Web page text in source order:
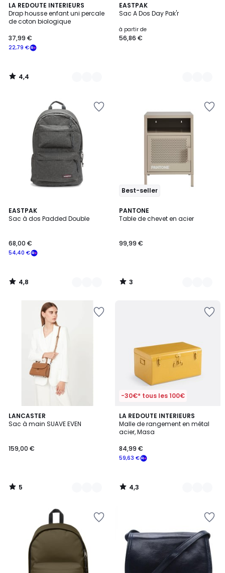
LA REDOUTE INTERIEURS
Drap housse enfant uni percale
de coton biologique
22,79 €
37,99 €
4,4
/ 5
10
Couleurs
4,4
/
EASTPAK
Sac A Dos Day Pak'r
à partir de
56,86 €
11
Couleurs
EASTPAK
Sac à dos Padded Double
54,40 €
68,00 €
4,8
/ 5
4
Couleurs
4,8
/
Best-seller
PANTONE
Table de chevet en acier
99,99 €
3
/
12
Couleurs
3
/
LANCASTER
Sac à main SUAVE EVEN
159,00 €
5
/
13
Couleurs
5
/
-30€* tous les 100€
LA REDOUTE INTERIEURS
Malle de rangement en métal
acier, Masa
59,63 €
84,99 €
4,3
/ 5
4
Couleurs
4,3
/